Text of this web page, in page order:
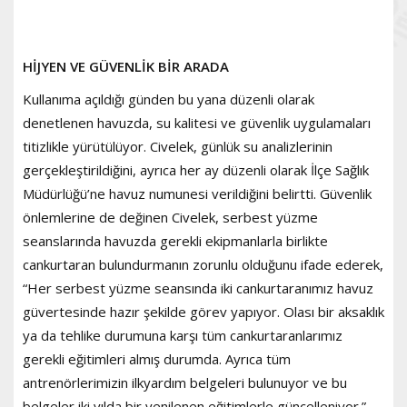
HİJYEN VE GÜVENLİK BİR ARADA
Kullanıma açıldığı günden bu yana düzenli olarak
denetlenen havuzda, su kalitesi ve güvenlik uygulamaları
titizlikle yürütülüyor. Civelek, günlük su analizlerinin
gerçekleştirildiğini, ayrıca her ay düzenli olarak İlçe Sağlık
Müdürlüğü’ne havuz numunesi verildiğini belirtti. Güvenlik
önlemlerine de değinen Civelek, serbest yüzme
seanslarında havuzda gerekli ekipmanlarla birlikte
cankurtaran bulundurmanın zorunlu olduğunu ifade ederek,
“Her serbest yüzme seansında iki cankurtaranımız havuz
güvertesinde hazır şekilde görev yapıyor. Olası bir aksaklık
ya da tehlike durumuna karşı tüm cankurtaranlarımız
gerekli eğitimleri almış durumda. Ayrıca tüm
antrenörlerimizin ilkyardım belgeleri bulunuyor ve bu